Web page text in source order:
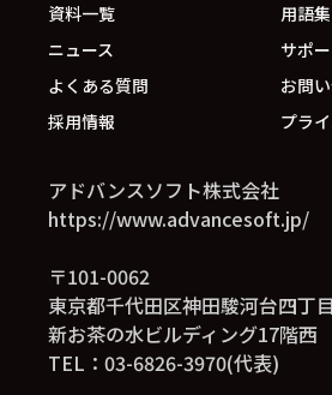
資料一覧
用語集
ニュース
サポ
よくある質問
お問
採用情報
プラ
アドバンスソフト株式会社
https://www.advancesoft.jp/
〒101-0062
東京都千代田区神田駿河台四丁
新お茶の水ビルディング17階西
TEL：03-6826-3970(代表)